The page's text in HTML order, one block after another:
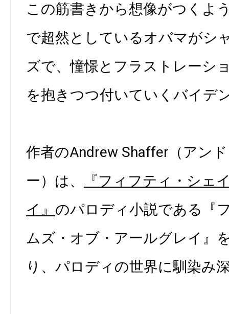
この筋書きから想像がつくよ
で超然としているオバマがシ
ズで、憧憬とフラストレーシ
を抱きつつ付いていくバイデ
作者のAndrew Shaffer（アン
ー）は、
『フィフティ・シェ
イ』 のパロディ小説である『
ムズ・オブ・アールグレイ』
り、パロディの世界に馴染み